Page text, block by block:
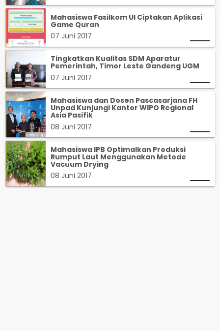
Mahasiswa Fasilkom UI Ciptakan Aplikasi
Game Quran
07 Juni 2017
Tingkatkan Kualitas SDM Aparatur
Pemerintah, Timor Leste Gandeng UGM
07 Juni 2017
Mahasiswa dan Dosen Pascasarjana FH
Unpad Kunjungi Kantor WIPO Regional
Asia Pasifik
08 Juni 2017
Mahasiswa IPB Optimalkan Produksi
Rumput Laut Menggunakan Metode
Vacuum Drying
08 Juni 2017